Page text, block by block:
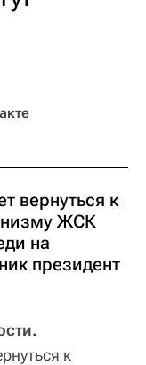
вернуться к
ЖСК
на
президент
к